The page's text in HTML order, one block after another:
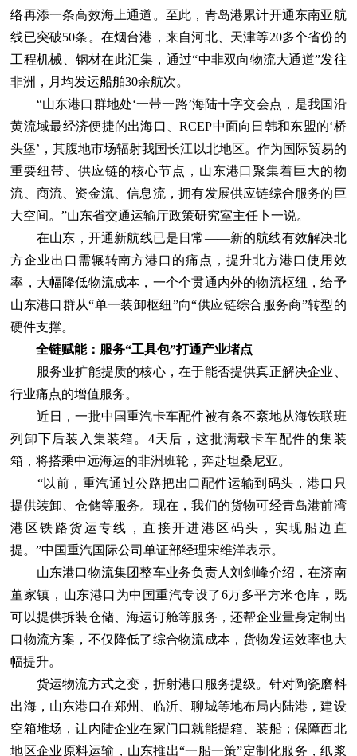
络再添一条高效海上通道。至此，青岛港累计开通东南亚航
线已突破50条。在烟台港，来自河北、天津等20多个省份的
工程机械、钢材在此汇集，通过“中非双向物流大通道”发往
非洲，月均发运船舶30余航次。
“山东港口群地处‘一带一路’海陆十字交会点，是我国沿
黄流域最经济便捷的出海口、RCEP中面向日韩和东盟的‘桥
头堡’，其腹地市场辐射我国长江以北地区。作为国际贸易的
重要纽带、供应链的核心节点，山东港口聚集着巨大的物
流、商流、资金流、信息流，拥有发展供应链综合服务的巨
大空间。”山东省交通运输厅政策研究室主任卜一说。
在山东，开通新航线已是日常——新的航线有效解决北
方企业出口需辗转南方港口的痛点，提升北方港口使用效
率，大幅降低物流成本，一个个贯通内外的物流枢纽，给予
山东港口群从“单一装卸枢纽”向“供应链综合服务商”转型的
硬件支撑。
全链赋能：服务“工具包”打通产业堵点
服务业扩能提质的核心，在于能否提供真正解决企业、
行业痛点的增值服务。
近日，一批中国重汽卡车配件被有条不紊地从海铁联班
列卸下后装入集装箱。4天后，这批满载卡车配件的集装
箱，将搭乘中远海运的非洲班轮，奔赴坦桑尼亚。
“以前，重汽通过公路把出口配件运输到码头，港口只
提供装卸、仓储等服务。现在，我们的货物可经青岛港前湾
港区铁路货运专线，直接开进港区码头，实现船边直
提。”中国重汽国际公司单证部经理宋维洋表示。
山东港口物流集团整车业务负责人刘剑峰介绍，在济南
董家镇，山东港口为中国重汽专设了6万多平方米仓库，既
可以提供拆装仓储、海运订舱等服务，还帮企业量身定制出
口物流方案，不仅降低了综合物流成本，货物发运效率也大
幅提升。
货运物流方式之变，折射港口服务提级。针对陶瓷磨料
出海，山东港口在郑州、临沂、聊城等地布局内陆港，建设
空箱堆场，让内陆企业在家门口就能提箱、装船；保障西北
地区企业原料运输，山东推出“一船一策”定制化服务，纸浆